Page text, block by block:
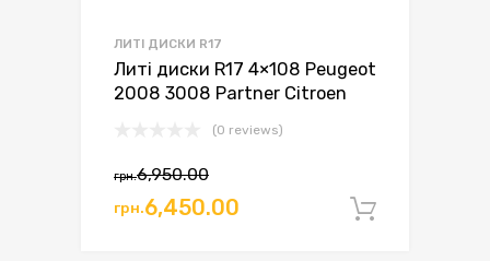
ЛИТІ ДИСКИ R17
Литі диски R17 4×108 Peugeot
2008 3008 Partner Citroen
(0 reviews)
грн.6,950.00
Оригінальна
грн.6,450.00